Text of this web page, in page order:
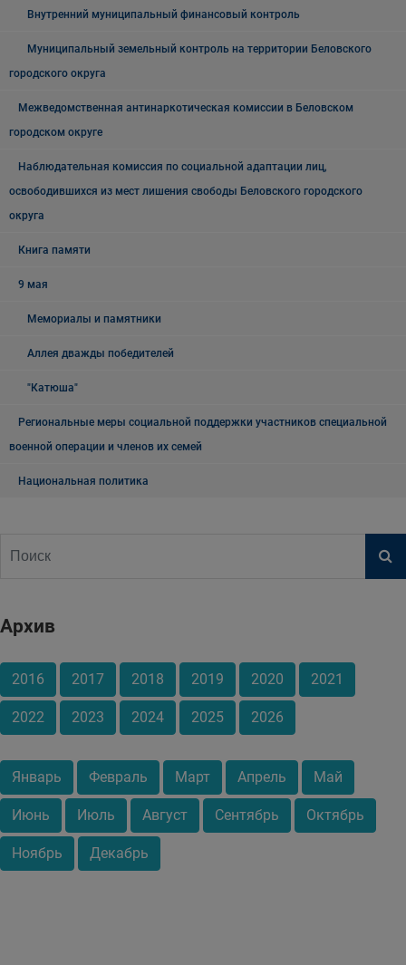
Внутренний муниципальный финансовый контроль
Муниципальный земельный контроль на территории Беловского
городского округа
Межведомственная антинаркотическая комиссии в Беловском
городском округе
Наблюдательная комиссия по социальной адаптации лиц,
освободившихся из мест лишения свободы Беловского городского
округа
Книга памяти
9 мая
Мемориалы и памятники
Аллея дважды победителей
"Катюша"
Региональные меры социальной поддержки участников специальной
военной операции и членов их семей
Национальная политика
Архив
2016 2017 2018 2019 2020 2021
2022 2023 2024 2025 2026
Январь Февраль Март Апрель Май
Июнь Июль Август Сентябрь Октябрь
Ноябрь Декабрь